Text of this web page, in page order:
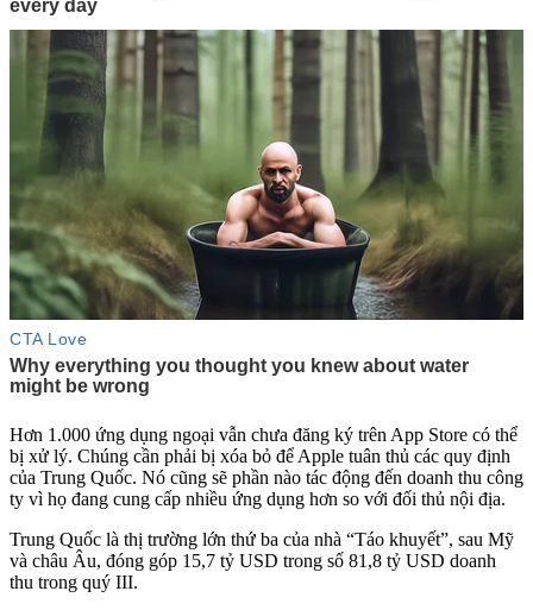
Hơn 1.000 ứng dụng ngoại vẫn chưa đăng ký trên App Store có thể
bị xử lý. Chúng cần phải bị xóa bỏ để Apple tuân thủ các quy định
của Trung Quốc. Nó cũng sẽ phần nào tác động đến doanh thu công
ty vì họ đang cung cấp nhiều ứng dụng hơn so với đối thủ nội địa.
Trung Quốc là thị trường lớn thứ ba của nhà “Táo khuyết”, sau Mỹ
và châu Âu, đóng góp 15,7 tỷ USD trong số 81,8 tỷ USD doanh
thu trong quý III.